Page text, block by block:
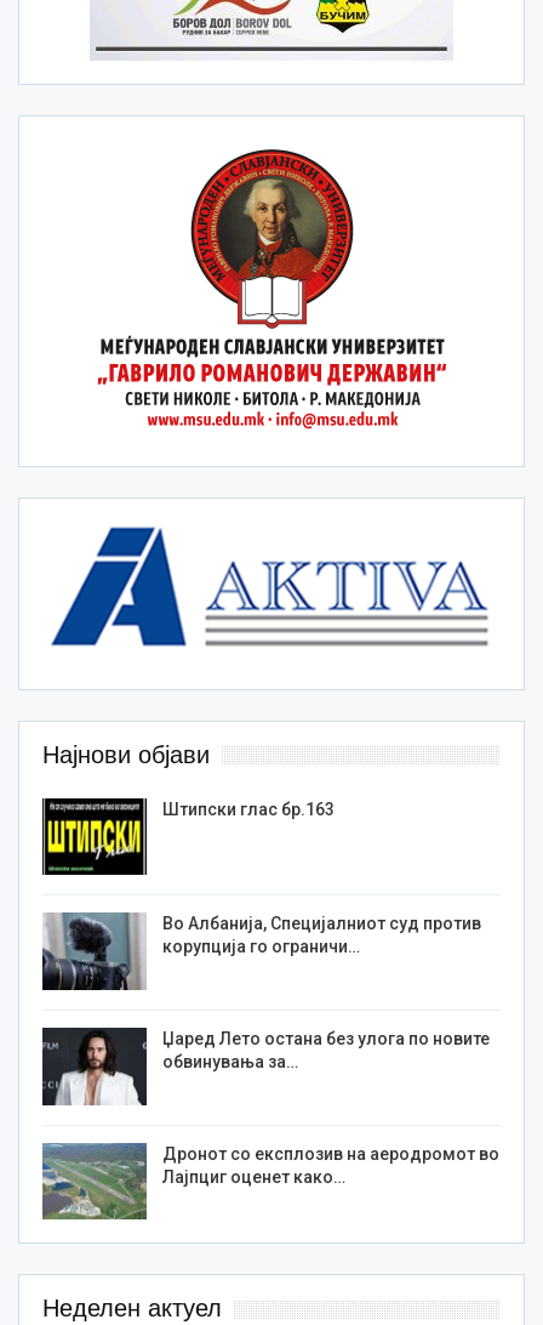
Најнови објави
Штипски глас бр.163
Во Албанија, Специјалниот суд против
корупција го ограничи…
Џаред Лето остана без улога по новите
обвинувања за…
Дронот со експлозив на аеродромот во
Лајпциг оценет како…
Неделен актуел